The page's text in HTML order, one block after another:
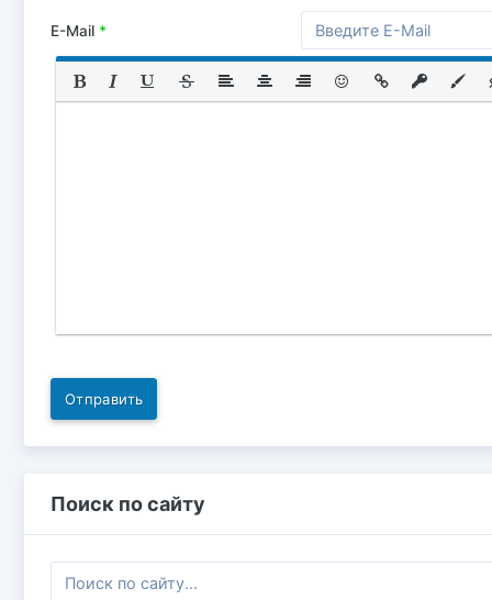
E-Mail *
Отправить
Поиск по сайту